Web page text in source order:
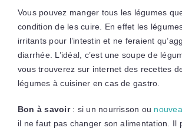
Vous pouvez manger tous les légumes
condition de les cuire. En effet les
irritants pour l’intestin et ne feraient
diarrhée. L’idéal, c’est une soupe de
vous trouverez sur internet des recettes
légumes à cuisiner en cas de gastro.
Bon à savoir: si un nourrisson ou
il ne faut pas changer son alimentation. Il